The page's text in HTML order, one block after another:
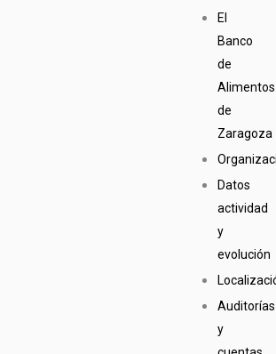
El
Banco
de
Alimentos
de
Zaragoza
Datos
actividad
y
evolución
Auditorías
y